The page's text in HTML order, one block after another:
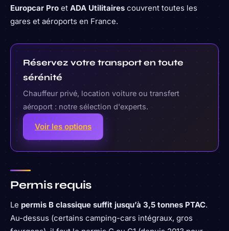
Europcar Pro et ADA Utilitaires couvrent toutes les
gares et aéroports en France.
Réservez votre transport en toute
sérénité
Chauffeur privé, location voiture ou transfert
aéroport : notre sélection d'experts.
Voir les options
Permis requis
Le permis B classique suffit jusqu’à 3,5 tonnes PTAC.
Au-dessus (certains camping-cars intégraux, gros